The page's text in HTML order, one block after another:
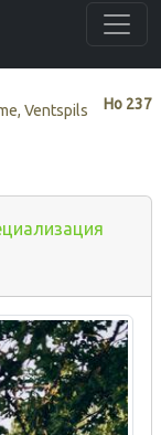
Нo 237
Ventspils